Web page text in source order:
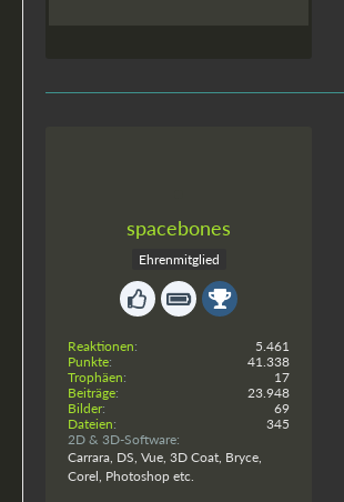
spacebones
Ehrenmitglied
Reaktionen
5.461
Punkte
41.338
Trophäen
17
Beiträge
23.948
Bilder
69
Dateien
345
2D & 3D-Software
Carrara, DS, Vue, 3D Coat, Bryce,
Corel, Photoshop etc.